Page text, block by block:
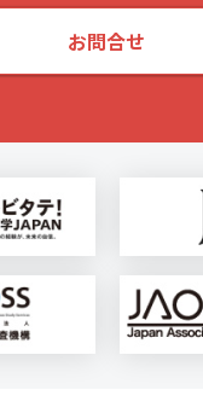
お問合せ